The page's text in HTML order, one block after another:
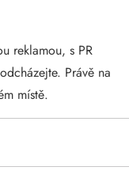
reklamou, s PR
Právě na
místě.